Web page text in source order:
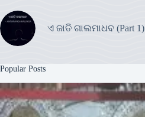
ଏ ଜାତି ଗାଲମାଧବ (Part 1)
Popular Posts